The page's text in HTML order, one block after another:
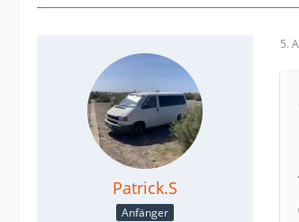
Patrick.S
Anfänger
5.